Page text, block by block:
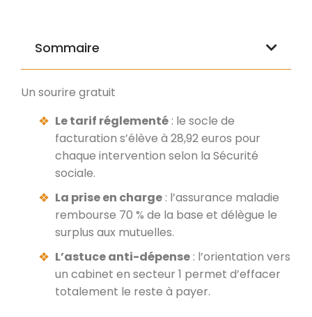
Sommaire
Un sourire gratuit
Le tarif réglementé : le socle de
facturation s’élève à 28,92 euros pour
chaque intervention selon la Sécurité
sociale.
La prise en charge : l’assurance maladie
rembourse 70 % de la base et délègue le
surplus aux mutuelles.
L’astuce anti-dépense : l’orientation vers
un cabinet en secteur 1 permet d’effacer
totalement le reste à payer.